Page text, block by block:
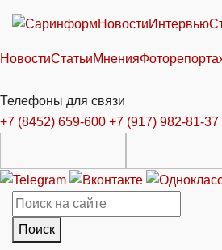
НовостиИнтервью
НовостиСтатьиМнения
Телефоны для связи
+7 (8452) 659-600 +7 (917) 982-81-37
Поиск